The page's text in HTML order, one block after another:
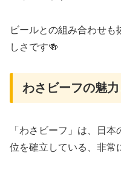
ビールとの組み合わせ
しさです🍻
わさビーフの魅
「わさビーフ」は、日
位を確立している、非常